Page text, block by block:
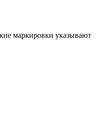
маркировки указывают